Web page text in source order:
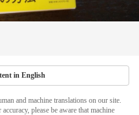
in English
and machine translations on our site.
please be aware that machine